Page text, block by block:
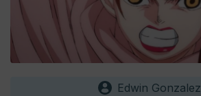
Edwin Gonzalez